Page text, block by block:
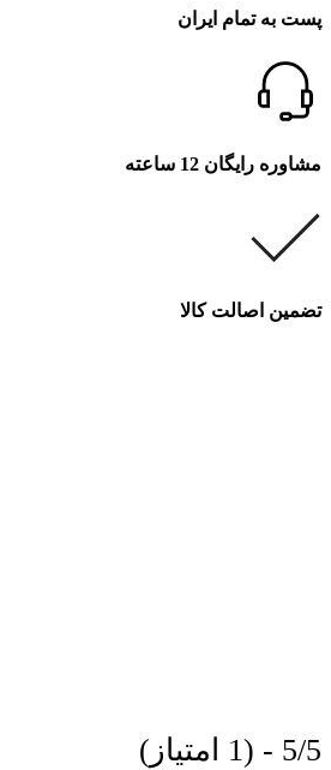
پست به تمام ایران
مشاوره رایگان 12 ساعته
تضمین اصالت کالا
5/5 - (1 امتیاز)